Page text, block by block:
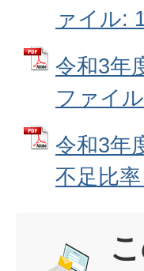
ァイル:
令和3年
ファイ
令和3年
不足比